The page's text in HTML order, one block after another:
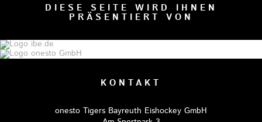
DIESE SEITE WIRD IHNEN
PRÄSENTIERT VON
KONTAKT
onesto Tigers Bayreuth Eishockey GmbH